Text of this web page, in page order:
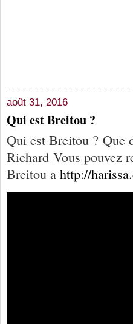
août 31, 2016
Qui est Breitou ?
Qui est Breitou ? Que
Richard Vous pouvez
Breitou a http://